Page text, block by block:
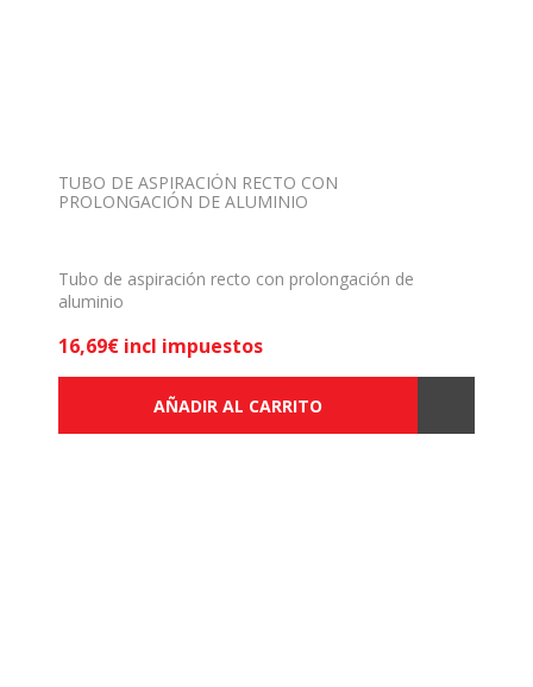
TUBO DE ASPIRACIÓN RECTO CON
PROLONGACIÓN DE ALUMINIO
Tubo de aspiración recto con prolongación de
aluminio
16,69€ incl impuestos
AÑADIR AL CARRITO